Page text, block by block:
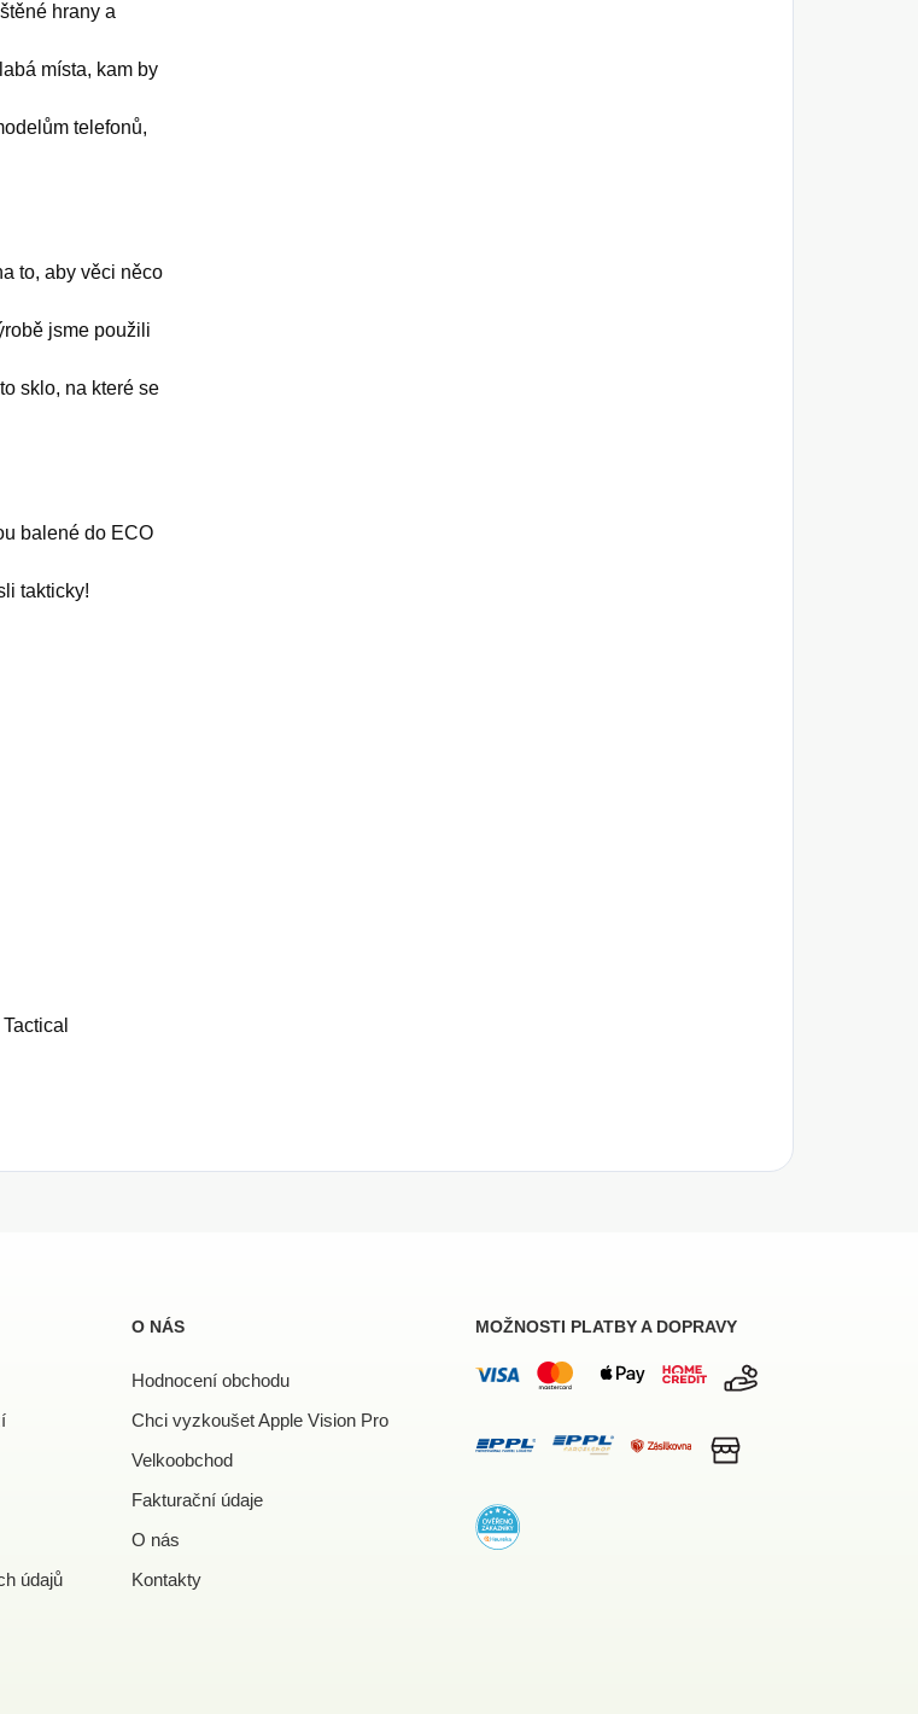
hrany a
místa, kam by
telefonů,
to, aby věci něco
jsme použili
sklo, na které se
balené do ECO
takticky!
údajů
O NÁS
Hodnocení obchodu
Chci vyzkoušet Apple Vision Pro
Velkoobchod
Fakturační údaje
O nás
Kontakty
MOŽNOSTI PLATBY A DOPRAVY